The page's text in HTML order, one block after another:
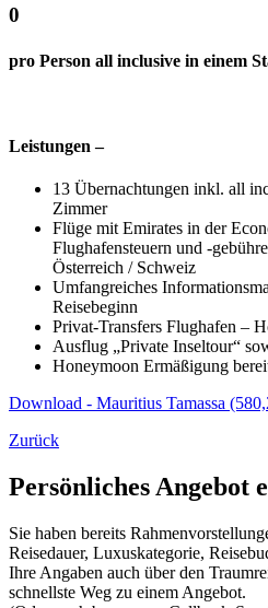
0
pro Person all inclusive in einem
Leistungen –
13 Übernachtungen inkl. all
Zimmer
Flüge mit Emirates in der
Flughafensteuern und -
Österreich / Schweiz
Umfangreiches
Reisebeginn
Privat-Transfers Flughafen –
Ausflug „Private Inseltour“
Honeymoon Ermäßigung
Download - Mauritius Tamassa
Zurück
Persönliches Angebot
Sie haben bereits
Reisedauer, Luxuskategorie,
Ihre Angaben auch über den
schnellste Weg zu einem Angebot.